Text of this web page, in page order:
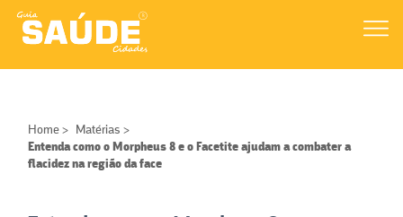
Home > Matérias >
Entenda como o Morpheus 8 e o Facetite ajudam a combater a
flacidez na região da face